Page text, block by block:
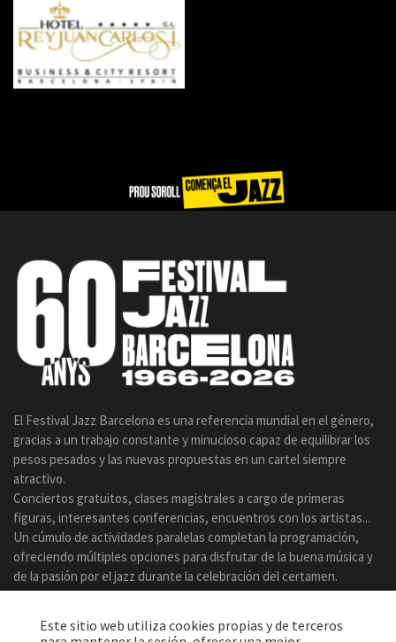
El Festival Jazz Barcelona es una referencia mundial en el género,
gracias a un trabajo constante y minucioso capaz de equilibrar los
pesos pesados y las nuevas propuestas en un cartel siempre
atractivo.
Conciertos gratuitos, clases magistrales a cargo de primeras
figuras, interesantes conferencias, encuentros con los artistas...
Un cúmulo de actividades paralelas completan la programación,
ofreciendo múltiples opciones para disfrutar de la buena música y
de la pasión por el jazz durante la celebración del certamen.
Este sitio web utiliza cookies propias y de terceros